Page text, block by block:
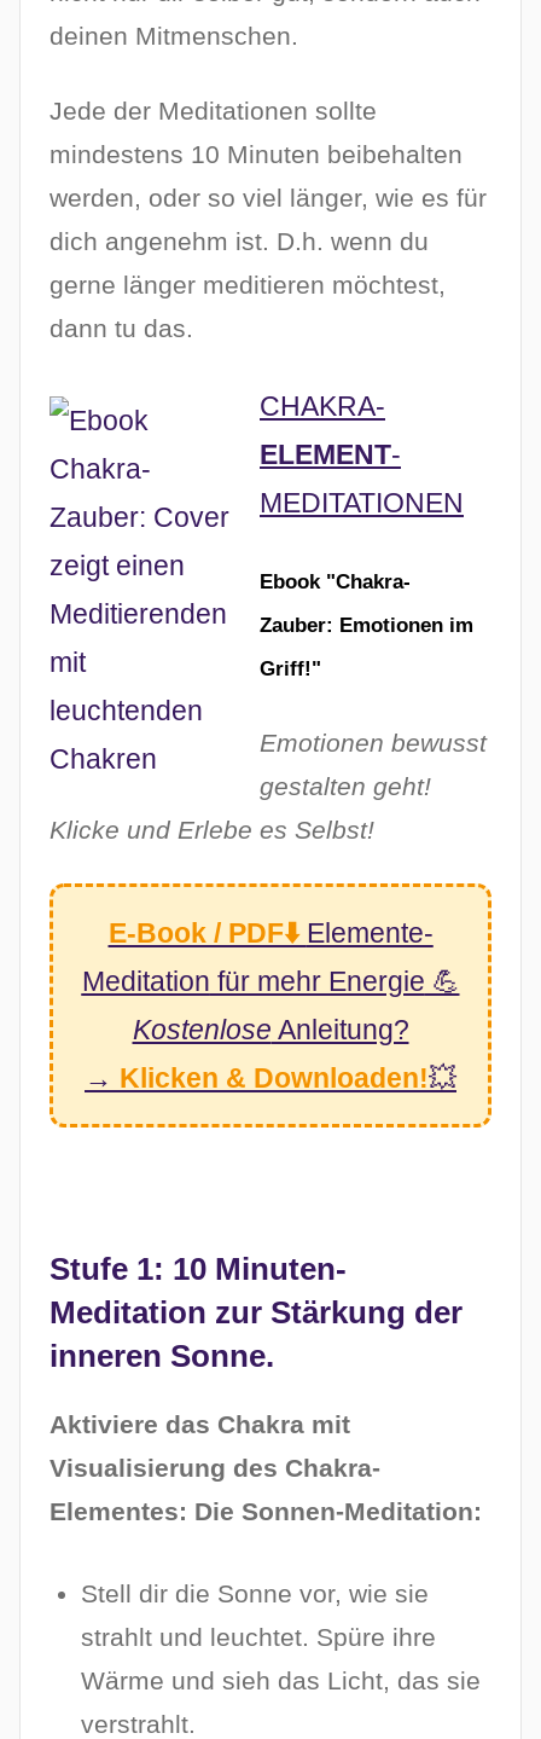
deinen Mitmenschen.
Jede der Meditationen sollte
mindestens 10 Minuten beibehalten
werden, oder so viel länger, wie es für
dich angenehm ist. D.h. wenn du
gerne länger meditieren möchtest,
dann tu das.
CHAKRA-
ELEMENT-
MEDITATIONEN
Ebook "Chakra-
Zauber: Emotionen im
Griff!"
Emotionen bewusst
gestalten geht!
Klicke und Erlebe es Selbst!
E-Book / PDF⬇️ Elemente-
Meditation für mehr Energie 💪
Kostenlose Anleitung?
→ Klicken & Downloaden!💥
Stufe 1: 10 Minuten-
Meditation zur Stärkung der
inneren Sonne.
Aktiviere das Chakra mit
Visualisierung des Chakra-
Elementes: Die Sonnen-Meditation:
Stell dir die Sonne vor, wie sie
strahlt und leuchtet. Spüre ihre
Wärme und sieh das Licht, das sie
verstrahlt.